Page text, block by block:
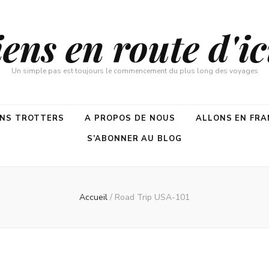
en route
Un simple pas est toujours le commencement du plus long des voyages
TROTTERS A PROPOS DE NOUS
ALLONS EN
S’ABONNER AU BLOG
Accueil / Road Trip USA-101